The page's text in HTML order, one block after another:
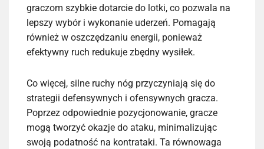
graczom szybkie dotarcie do lotki, co pozwala na
lepszy wybór i wykonanie uderzeń. Pomagają
również w oszczędzaniu energii, ponieważ
efektywny ruch redukuje zbędny wysiłek.
Co więcej, silne ruchy nóg przyczyniają się do
strategii defensywnych i ofensywnych gracza.
Poprzez odpowiednie pozycjonowanie, gracze
mogą tworzyć okazje do ataku, minimalizując
swoją podatność na kontrataki. Ta równowaga